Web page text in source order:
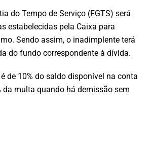
do Tempo de Serviço (FGTS) será
estabelecidas pela Caixa para
Sendo assim, o inadimplente terá
do fundo correspondente à dívida.
de 10% do saldo disponível na conta
da multa quando há demissão sem